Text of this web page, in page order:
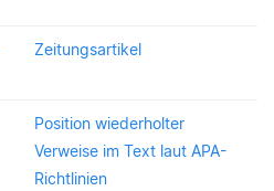
Zeitungsartikel
Position wiederholter
Verweise im Text laut APA-
Richtlinien